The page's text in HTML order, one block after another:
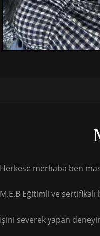
Herkese merhaba ben
M.E.B Eğitimli ve
İşini severek yapan